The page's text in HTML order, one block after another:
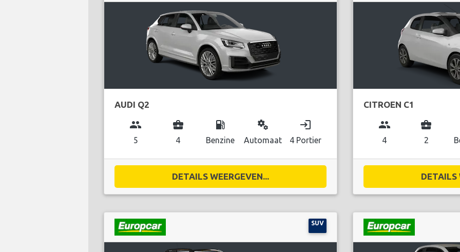
AUDI Q2
group
5
business_center
4
local_gas_station
Benzine
miscellaneous_services
Automaat
login
4 Portier
DETAILS WEERGEVEN...
CITROEN C1
group
4
business_center
2
DETAILS
SUV